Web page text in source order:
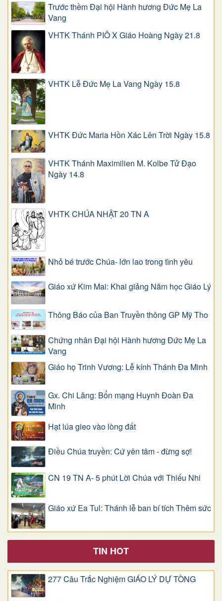
Trước thềm Đại hội Hành hương Đức Mẹ La
Vang
VHTK Thánh PIÔ X Giáo Hoàng Ngày 21.8
VHTK Lễ Đức Mẹ La Vang Ngày 15.8
VHTK Đức Maria Hồn Xác Lên Trời Ngày 15.8
VHTK Thánh Maximilien M. Kolbe Tử Đạo
Ngày 14.8
VHTK CHÚA NHẬT 20 TN A
Nhỏ bé trước Chúa- lớn lao trong tình yêu
Giáo xứ Kim Mai: Khai giảng Năm học Giáo Lý
Thông Báo của Ban Truyền thông GP Mỹ Tho
Chứng nhân Đại hội Hành hương Đức Mẹ La
Vang
Giáo họ Trinh Vương: Lễ kính Thánh Đa Minh
Gx. Chi Lăng: Bổn mạng Huynh Đoàn Đa
Minh
Hạt lúa gieo vào lòng đất
Điều Chúa truyền: Cứ yên tâm - đừng sợ!
CN 19 TN A- 5 phút Lời Chúa với Thiếu Nhi
Giáo xứ Ea Tul: Thánh lễ ban bí tích Thêm sức
TIN HOT
277 Câu Trắc Nghiệm GIÁO LÝ DỰ TÒNG